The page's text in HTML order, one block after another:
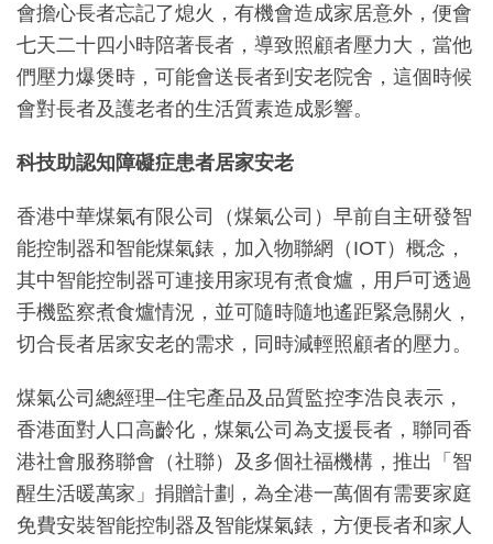
會擔心長者忘記了熄火，有機會造成家居意外，便會
七天二十四小時陪著長者，導致照顧者壓力大，當他
們壓力爆煲時，可能會送長者到安老院舍，這個時候
會對長者及護老者的生活質素造成影響。
科技助認知障礙症患者居家安老
香港中華煤氣有限公司（煤氣公司）早前自主研發智
能控制器和智能煤氣錶，加入物聯網（IOT）概念，
其中智能控制器可連接用家現有煮食爐，用戶可透過
手機監察煮食爐情況，並可隨時隨地遙距緊急關火，
切合長者居家安老的需求，同時減輕照顧者的壓力。
煤氣公司總經理–住宅產品及品質監控李浩良表示，
香港面對人口高齡化，煤氣公司為支援長者，聯同香
港社會服務聯會（社聯）及多個社福機構，推出「智
醒生活暖萬家」捐贈計劃，為全港一萬個有需要家庭
免費安裝智能控制器及智能煤氣錶，方便長者和家人